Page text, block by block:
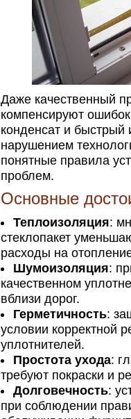
Даже качественный
компенсируют
конденсат и
нарушением
понятные правила
проблем.
Основные
Теплоизоляция:
стеклопакет
расходы на
Шумоизоляция:
качественном
вблизи дорог.
Герметичность:
условии корректной
уплотнителей.
Простота ухода:
требуют покраски и
Долговечность:
при соблюдении